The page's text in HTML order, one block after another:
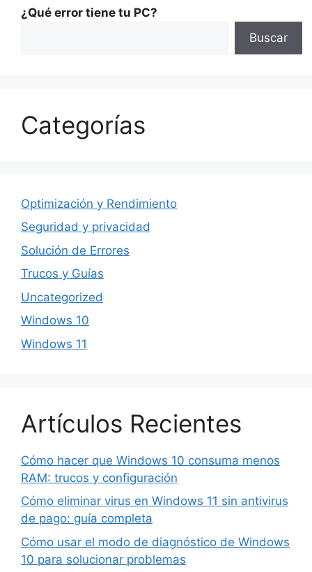
¿Qué error tiene tu PC?
Buscar
Categorías
Optimización y Rendimiento
Seguridad y privacidad
Solución de Errores
Trucos y Guías
Uncategorized
Windows 10
Windows 11
Artículos Recientes
Cómo hacer que Windows 10 consuma menos
RAM: trucos y configuración
Cómo eliminar virus en Windows 11 sin antivirus
de pago: guía completa
Cómo usar el modo de diagnóstico de Windows
10 para solucionar problemas